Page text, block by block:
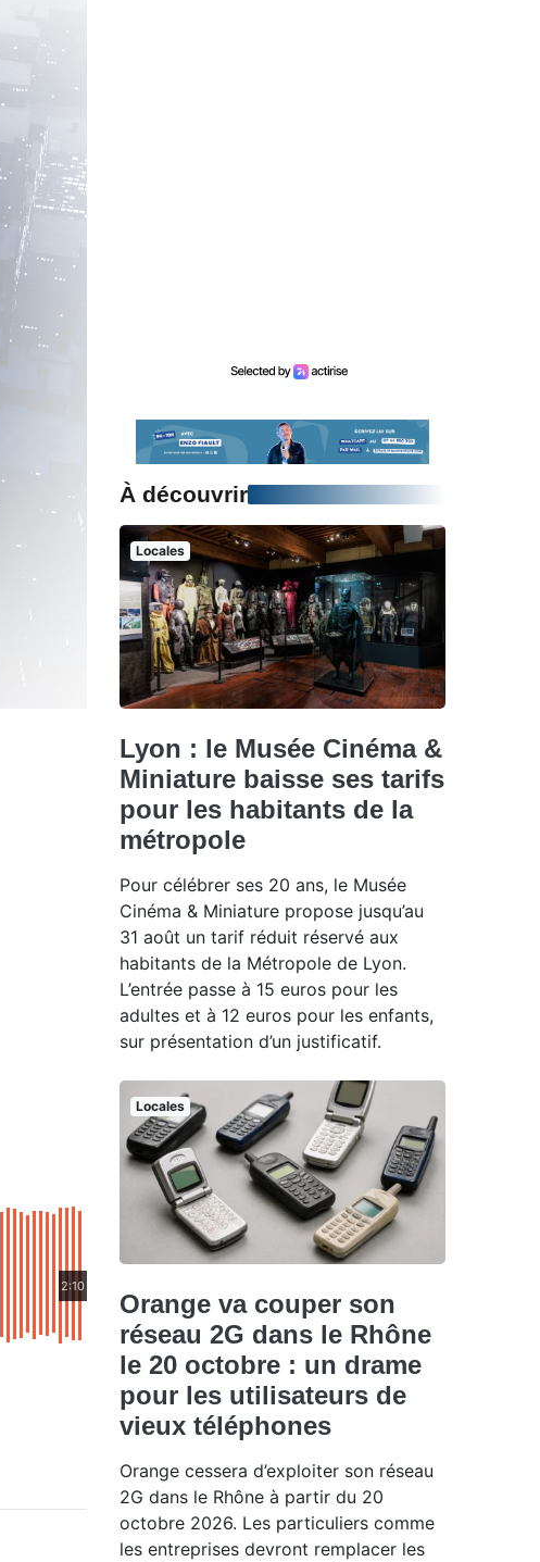
2:10
À découvrir
Locales
Lyon : le Musée Cinéma &
Miniature baisse ses tarifs
pour les habitants de la
métropole
Pour célébrer ses 20 ans, le Musée
Cinéma & Miniature propose jusqu’au
31 août un tarif réduit réservé aux
habitants de la Métropole de Lyon.
L’entrée passe à 15 euros pour les
adultes et à 12 euros pour les enfants,
sur présentation d’un justificatif.
Locales
Orange va couper son
réseau 2G dans le Rhône
le 20 octobre : un drame
pour les utilisateurs de
vieux téléphones
Orange cessera d’exploiter son réseau
2G dans le Rhône à partir du 20
octobre 2026. Les particuliers comme
les entreprises devront remplacer les